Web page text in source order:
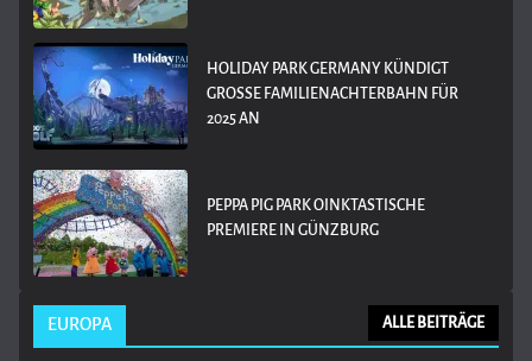
HOLIDAY PARK GERMANY KÜNDIGT
GROSSE FAMILIENACHTERBAHN FÜR 2
025 AN
PEPPA PIG PARK OINKTASTISCHE
PREMIERE IN GÜNZBURG
EUROPA ALLE BEITRÄGE